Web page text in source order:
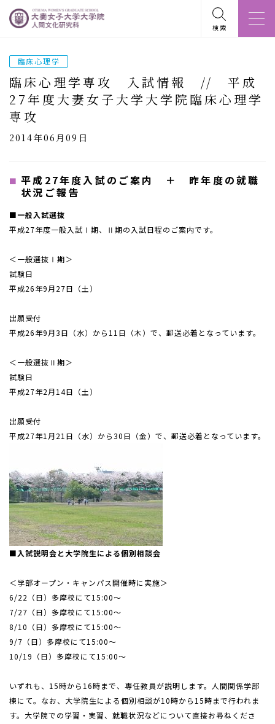
検索
臨床心理学
臨床心理学専攻 入試情報 // 平成
27年度大妻女子大学大学院臨床心理学
専攻
2014年06月09日
平成27年度入試のご案内 ＋ 昨年度の就職
状況ご報告
■一般入試選抜
平成27年度一般入試Ⅰ期、Ⅱ期の入試日程のご案内です。
＜一般選抜Ⅰ期＞
試験日
平成26年9月27日（土）
出願受付
平成26年9月3日（水）から11日（木）で、郵送必着となっています。
＜一般選抜Ⅱ期＞
試験日
平成27年2月14日（土）
出願受付
平成27年1月21日（水）から30日（金）で、郵送必着となっています。
■入試説明会と大学院生による個別相談会
＜学部オープン・キャンパス開催時に実施＞
6/22（日）多摩校にて15:00～
7/27（日）多摩校にて15:00～
8/10（日）多摩校にて15:00～
9/7（日）多摩校にて15:00～
10/19（日）多摩校にて15:00～
いずれも、15時から16時まで、専任教員が説明します。人間関係学部
棟にて。なお、大学院生による個別相談が10時から15時まで行われま
す。大学院での学習・実習、就職状況などについて直接お尋ねくださ